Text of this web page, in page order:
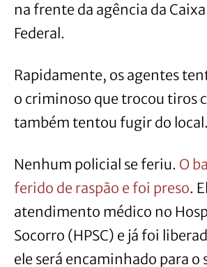
na frente da agência da
Federal.
Rapidamente, os agentes
o criminoso que trocou tiros
também tentou fugir do local.
Nenhum policial se feriu. O
ferido de raspão e foi preso.
atendimento médico no
Socorro (HPSC) e já foi
ele será encaminhado para o